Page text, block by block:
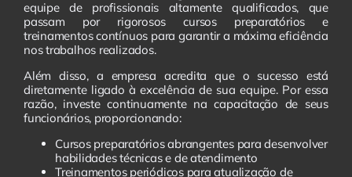
equipe de profissionais altamente qualificados, que
passam por rigorosos cursos preparatórios e
treinamentos contínuos para garantir a máxima eficiência
nos trabalhos realizados.
Além disso, a empresa acredita que o sucesso está
diretamente ligado à excelência de sua equipe. Por essa
razão, investe continuamente na capacitação de seus
funcionários, proporcionando:
Cursos preparatórios abrangentes para desenvolver
habilidades técnicas e de atendimento
Treinamentos periódicos para atualização de